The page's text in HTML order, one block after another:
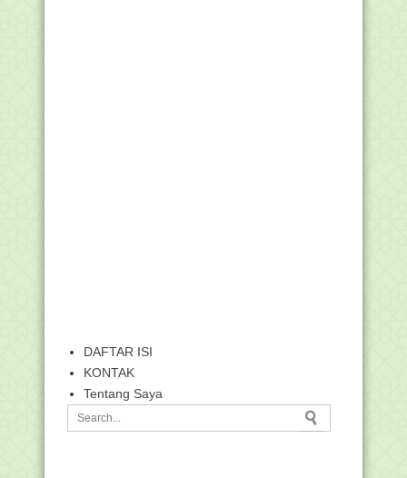
DAFTAR ISI
KONTAK
Tentang Saya